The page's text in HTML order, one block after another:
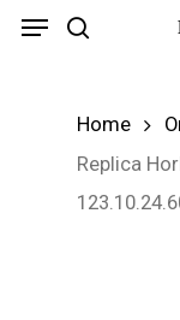
SkipMenu
Home
Replica